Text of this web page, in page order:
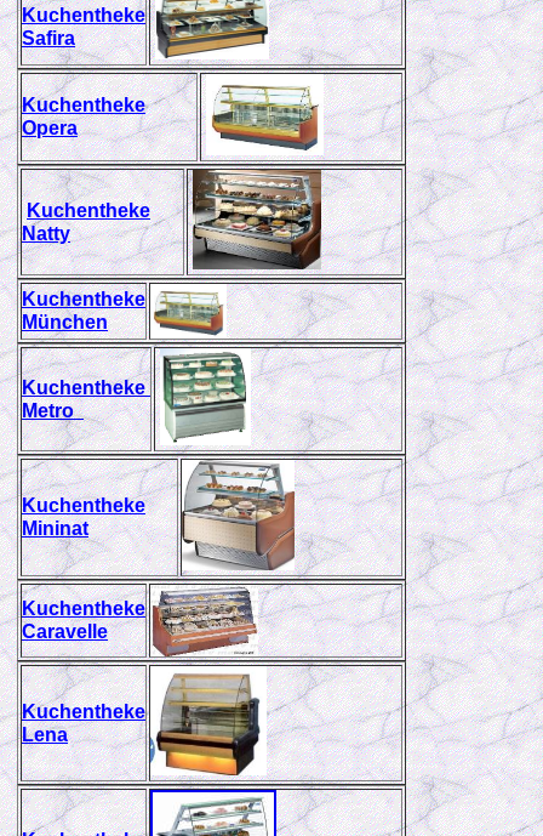
Kuchentheke
Safira
Kuchentheke
Opera
Kuchentheke
Natty
Kuchentheke
München
Kuchentheke
Metro
Kuchentheke
Mininat
Kuchentheke
Caravelle
Kuchentheke
Lena